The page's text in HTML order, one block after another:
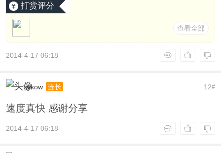
打赏评分
查看全部
2014-4-17 06:18
12#
sykow 连长
速度真快 感谢分享
2014-4-17 06:18